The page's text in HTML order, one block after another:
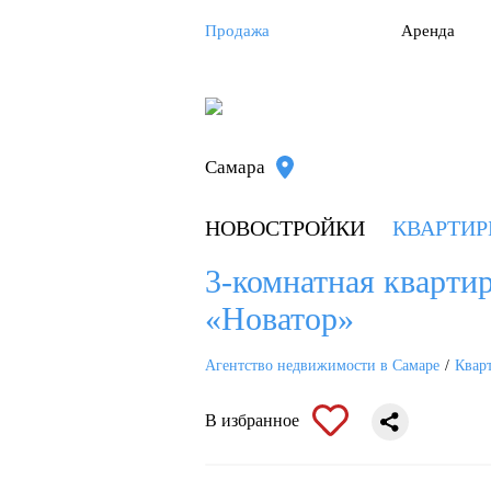
Продажа Аренда
Самара
НОВОСТРОЙКИ
3-комнатная
«Новатор»
Агентство недвижимости в Самаре
В избранное